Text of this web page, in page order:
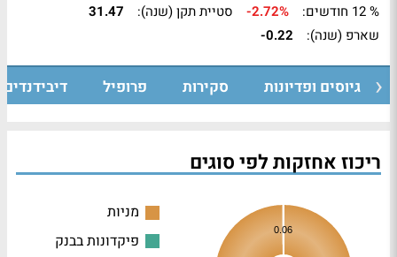
% 12 חודשים:
-2.72% סטיית תקן (שנה):
31.47
שארפ (שנה):
-0.22
גיוסים ופדיונות סקירות פרופיל דיבידנדים
ריכוז אחזקות לפי סוגים
0.06
מניות
פיקדונות בבנק